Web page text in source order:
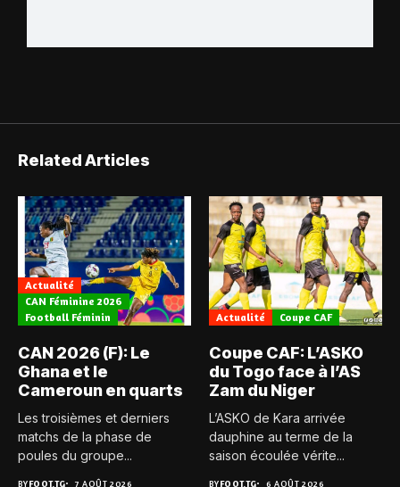
Related Articles
Actualité
CAN Féminine 2026
Football Féminin
CAN 2026 (F): Le
Ghana et le
Cameroun en quarts
Les troisièmes et derniers
matchs de la phase de
poules du groupe...
BYFOOT.TG 7 AOÛT 2026
Actualité Coupe CAF
Coupe CAF: L’ASKO
du Togo face à l’AS
Zam du Niger
L’ASKO de Kara arrivée
dauphine au terme de la
saison écoulée vérite...
BYFOOT.TG 6 AOÛT 2026